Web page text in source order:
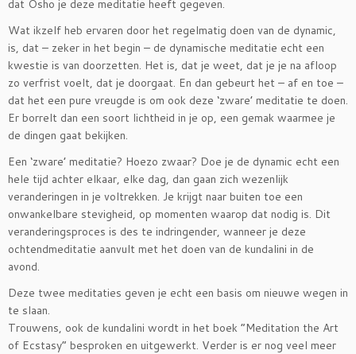
dat Osho je deze meditatie heeft gegeven.
Wat ikzelf heb ervaren door het regelmatig doen van de dynamic,
is, dat – zeker in het begin – de dynamische meditatie echt een
kwestie is van doorzetten. Het is, dat je weet, dat je je na afloop
zo verfrist voelt, dat je doorgaat. En dan gebeurt het – af en toe –
dat het een pure vreugde is om ook deze ‘zware’ meditatie te doen.
Er borrelt dan een soort lichtheid in je op, een gemak waarmee je
de dingen gaat bekijken.
Een ‘zware’ meditatie? Hoezo zwaar? Doe je de dynamic echt een
hele tijd achter elkaar, elke dag, dan gaan zich wezenlijk
veranderingen in je voltrekken. Je krijgt naar buiten toe een
onwankelbare stevigheid, op momenten waarop dat nodig is. Dit
veranderingsproces is des te indringender, wanneer je deze
ochtendmeditatie aanvult met het doen van de kundalini in de
avond.
Deze twee meditaties geven je echt een basis om nieuwe wegen in
te slaan.
Trouwens, ook de kundalini wordt in het boek “Meditation the Art
of Ecstasy” besproken en uitgewerkt. Verder is er nog veel meer